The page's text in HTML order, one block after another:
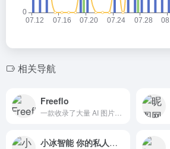
相关导航
Freeflo
小冰智能 你的私人助理